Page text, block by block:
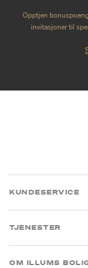
Opptjen
invitasjoner til
KUNDESERVICE
TJENESTER
OM ILLUMS